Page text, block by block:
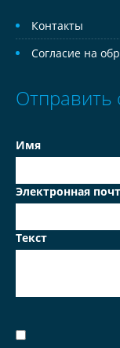
Контакты
Согласие на
Имя
Электронная
Текст